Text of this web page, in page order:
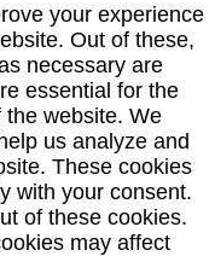
your experience
Out of these,
necessary are
essential for the
website. We
us analyze and
These cookies
with your consent.
of these cookies.
may affect